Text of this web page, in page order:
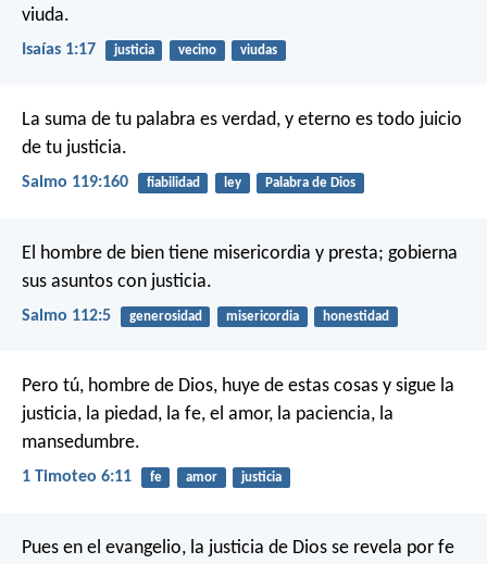
viuda.
Isaías 1:17 justicia vecino viudas
La suma de tu palabra es verdad, y eterno es todo juicio
de tu justicia.
Salmo 119:160 fiabilidad ley Palabra de Dios
El hombre de bien tiene misericordia y presta; gobierna
sus asuntos con justicia.
Salmo 112:5 generosidad misericordia honestidad
Pero tú, hombre de Dios, huye de estas cosas y sigue la
justicia, la piedad, la fe, el amor, la paciencia, la
mansedumbre.
1 Timoteo 6:11 fe amor justicia
Pues en el evangelio, la justicia de Dios se revela por fe